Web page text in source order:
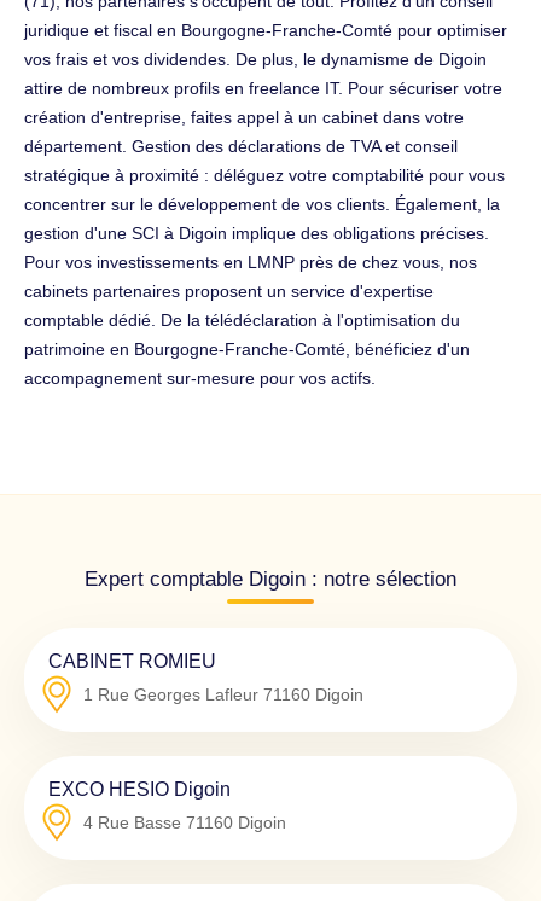
juridique et fiscal en Bourgogne-Franche-Comté pour optimiser
vos frais et vos dividendes. De plus, le dynamisme de Digoin
attire de nombreux profils en freelance IT. Pour sécuriser votre
création d'entreprise, faites appel à un cabinet dans votre
département. Gestion des déclarations de TVA et conseil
stratégique à proximité : déléguez votre comptabilité pour vous
concentrer sur le développement de vos clients. Également, la
gestion d'une SCI à Digoin implique des obligations précises.
Pour vos investissements en LMNP près de chez vous, nos
cabinets partenaires proposent un service d'expertise
comptable dédié. De la télédéclaration à l'optimisation du
patrimoine en Bourgogne-Franche-Comté, bénéficiez d'un
accompagnement sur-mesure pour vos actifs.
Expert comptable Digoin : notre sélection
CABINET ROMIEU
1 Rue Georges Lafleur 71160 Digoin
EXCO HESIO Digoin
4 Rue Basse 71160 Digoin